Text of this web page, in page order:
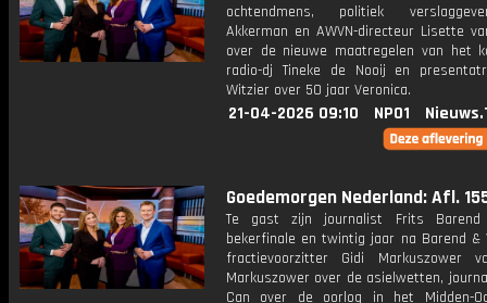
ochtendmens, politiek
Akkerman en AWVN-directeur Lisette
over de nieuwe maatregelen van het
radio-dj Tineke de Nooij en
Witzier over 50 jaar Veronica.
21-04-2026 09:10 NPO1
Goedemorgen Nederland: Afl.
Te gast zijn journalist Frits
bekerfinale en twintig jaar na Barend &
fractievoorzitter Gidi Markuszower
Markuszower over de asielwetten,
Can over de oorlog in het Midden-